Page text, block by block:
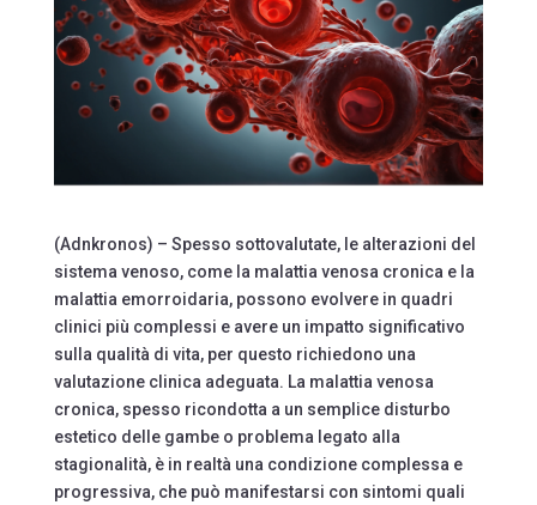
(Adnkronos) – Spesso sottovalutate, le alterazioni del
sistema venoso, come la malattia venosa cronica e la
malattia emorroidaria, possono evolvere in quadri
clinici più complessi e avere un impatto significativo
sulla qualità di vita, per questo richiedono una
valutazione clinica adeguata. La malattia venosa
cronica, spesso ricondotta a un semplice disturbo
estetico delle gambe o problema legato alla
stagionalità, è in realtà una condizione complessa e
progressiva, che può manifestarsi con sintomi quali